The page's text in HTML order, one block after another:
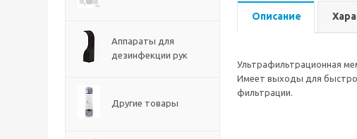
Аппараты для
дезинфекции рук
Другие товары
Описание
Ультрафильтрационная
Имеет выходы для
фильтрации.